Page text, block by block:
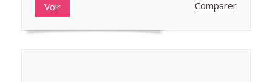
Voir Comparer